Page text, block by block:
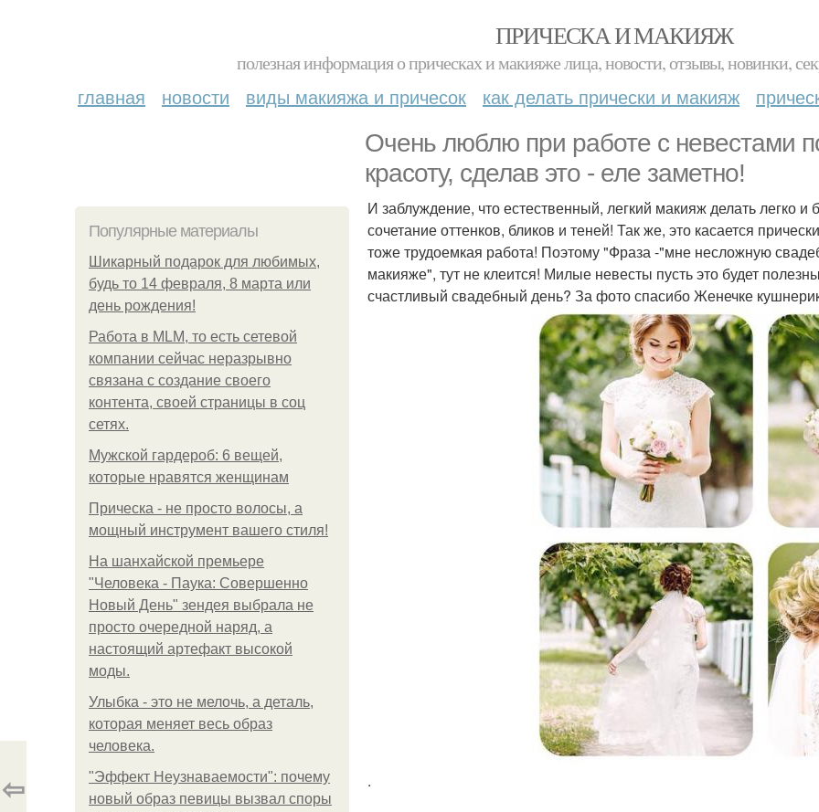
ПРИЧЕСКА И МАКИЯЖ
полезная информация о прическах и макияже лица, новости, отзывы, новинки,
главная новости виды макияжа и причесок как делать прически и макияж
Очень люблю при работе с невестами
красоту, сделав это - еле заметно!
Популярные материалы
Шикарный подарок для любимых,
будь то 14 февраля, 8 марта или
день рождения!
Работа в MLM, то есть сетевой
компании сейчас неразрывно
связана с создание своего
контента, своей страницы в соц
сетях.
Мужской гардероб: 6 вещей,
которые нравятся женщинам
Прическа - не просто волосы, а
мощный инструмент вашего стиля!
На шанхайской премьере
"Человека - Паука: Совершенно
Новый День" зендея выбрала не
просто очередной наряд, а
настоящий артефакт высокой
моды.
Улыбка - это не мелочь, а деталь,
которая меняет весь образ
человека.
"Эффект Неузнаваемости": почему
новый образ певицы вызвал споры
И заблуждение, что естественный, легкий макияж делать легко
сочетание оттенков, бликов и теней! Так же, это касается
тоже трудоемкая работа! Поэтому "Фраза -"мне несложную
макияже", тут не клеится! Милые невесты пусть это будет
счастливый свадебный день? За фото спасибо Женечке
.
⇦